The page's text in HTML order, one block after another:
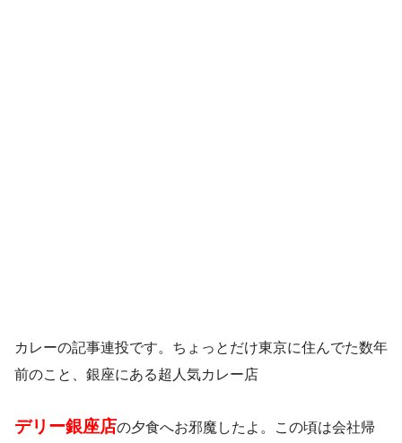
カレーの記事連投です。ちょっとだけ東京に住んでた数年
前のこと、銀座にある超人気カレー店
デリー銀座店の夕食へお邪魔したよ。この頃は会社帰